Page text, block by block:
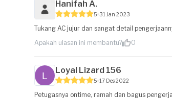
Hanifah A.
5 31 Jan 2023
Tukang AC jujur dan sangat detail
Apakah ulasan ini membantu?
0
Loyal Lizard 156
5 17 Des 2022
Petugasnya ontime, ramah dan bagus